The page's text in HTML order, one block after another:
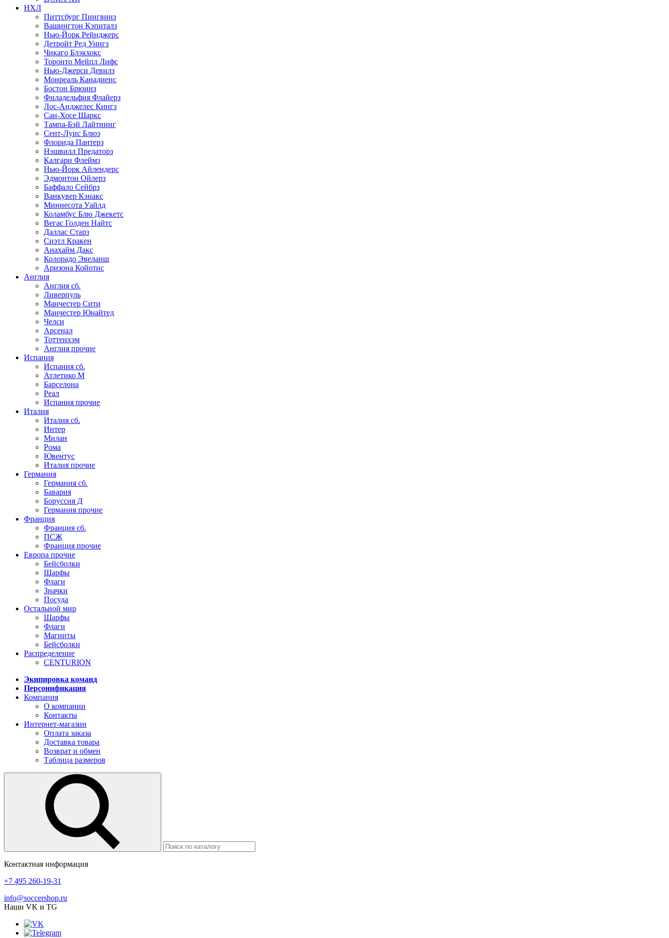
НХЛ
Питтсбург Пингвинз
Вашингтон Кэпиталз
Нью-Йорк Рейнджерс
Детройт Ред Уингз
Чикаго Блэкхокс
Торонто Мейпл Лифс
Нью-Джерси Девилз
Монреаль Канадиенс
Бостон Брюинз
Филадельфия Флайерз
Лос-Анджелес Кингз
Сан-Хосе Шаркс
Тампа-Бэй Лайтнинг
Сент-Луис Блюз
Флорида Пантерз
Нэшвилл Предаторз
Калгари Флеймз
Нью-Йорк Айлендерс
Эдмонтон Ойлерз
Баффало Сейбрз
Ванкувер Кэнакс
Миннесота Уайлд
Коламбус Блю Джекетс
Вегас Голден Найтс
Даллас Старз
Сиэтл Кракен
Анахайм Дакс
Колорадо Эвеланш
Аризона Койотис
Англия
Англия сб.
Ливерпуль
Манчестер Сити
Манчестер Юнайтед
Челси
Арсенал
Тоттенхэм
Англия прочие
Испания
Испания сб.
Атлетико М
Барселона
Реал
Испания прочие
Италия
Италия сб.
Интер
Милан
Рома
Ювентус
Италия прочие
Германия
Германия сб.
Бавария
Боруссия Д
Германия прочие
Франция
Франция сб.
ПСЖ
Франция прочие
Европа прочие
Бейсболки
Шарфы
Флаги
Значки
Посуда
Остальной мир
Шарфы
Флаги
Магниты
Бейсболки
Распределение
CENTURION
Экипировка команд
Персонификация
Компания
О компании
Контакты
Интернет-магазин
Оплата заказа
Доставка товара
Возврат и обмен
Таблица размеров
Контактная информация
+7 495 260-19-31
info@soccershop.ru
Наши VK и TG